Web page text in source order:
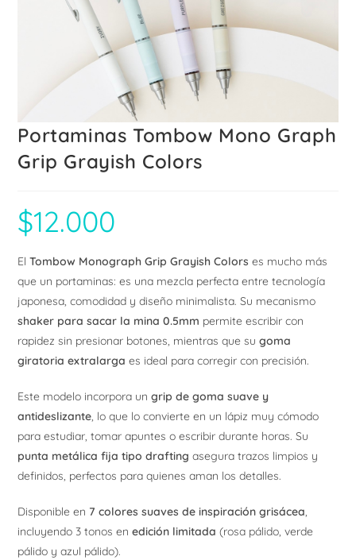
Portaminas Tombow Mono Graph
Grip Grayish Colors
$12.000
ElTombow Monograph Grip Grayish Colors es mucho más
que un portaminas: es una mezcla perfecta entre tecnología
japonesa, comodidad y diseño minimalista. Su mecanismo
shaker para sacar la mina 0.5mm permite escribir con
rapidez sin presionar botones, mientras que sugoma
giratoria extralarga es ideal para corregir con precisión.
Este modelo incorpora ungrip de goma suave y
antideslizante, lo que lo convierte en un lápiz muy cómodo
para estudiar, tomar apuntes o escribir durante horas. Su
punta metálica fija tipo drafting asegura trazos limpios y
definidos, perfectos para quienes aman los detalles.
Disponible en 7 colores suaves de inspiración grisácea,
incluyendo 3 tonos enedición limitada (rosa pálido, verde
pálido y azul pálido).